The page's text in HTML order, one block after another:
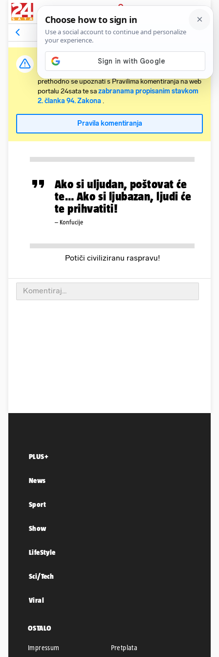
PRIJAVA
Komentari Relevantni
Važna obavijest:
Svaki korisnik koji želi komentirati članke obvezan je
prethodno se upoznati s Pravilima komentiranja na web
portalu 24sata te sazabranama propisanim stavkom
2. članka 94. Zakona .
Pravila komentiranja
Ako si uljudan, poštovat će
te… Ako si ljubazan, ljudi će
te prihvatiti!
– Konfucije
Potiči civiliziranu raspravu!
PLUS+
News
Sport
Show
LifeStyle
Sci/Tech
Viral
OSTALO
Impressum Pretplata